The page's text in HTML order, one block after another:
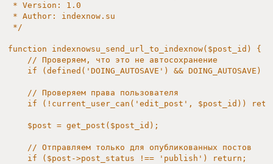
* Version: 1.0
* Author: indexnow.su
*/
function indexnowsu_send_url_to_indexnow($post_id) {
    // Проверяем, что это не автосохранение
if (defined('DOING_AUTOSAVE') && DOING_AUTOSAVE)
    // Проверяем права пользователя
if (!current_user_can('edit_post', $post_id))
    $post = get_post($post_id);
    // Отправляем только для опубликованных постов
    if ($post->post_status !== 'publish') return;